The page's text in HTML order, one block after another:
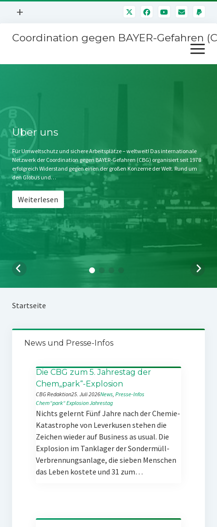
Menü
+
Mitmachen
Kontakt
Impressum
Störfälle
Coordination gegen BAYER-Gefahren
Menü
öffnen
Stichwort BAYER
Jahrestagung
SPENDEN
Über uns
Für Umweltschutz und sichere Arbeitsplätze – weltweit! Das internationale
Netzwerk der Coordination gegen BAYER-Gefahren (CBG) organisiert seit 1978
erfolgreich Widerstand gegen einen der großen Konzerne der Welt. Rund um
den Globus und…
Weiterlesen
Startseite
News und Presse-Infos
Die CBG zum 5. Jahrestag der
Chem„park“-Explosion
CBG Redaktion25. Juli 2026News, Presse-Infos
Chem“park“ExplosionJahrestag
Nichts gelernt Fünf Jahre nach der Chemie-
Katastrophe von Leverkusen stehen die
Zeichen wieder auf Business as usual. Die
Explosion im Tanklager der Sondermüll-
Verbrennungsanlage, die sieben Menschen
das Leben kostete und 31 zum…